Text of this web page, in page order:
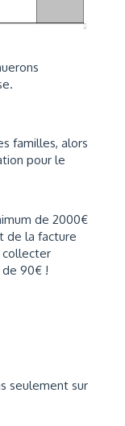
familles, alors
pour le
de 2000€
de la facture
collecter
90€ !
seulement sur